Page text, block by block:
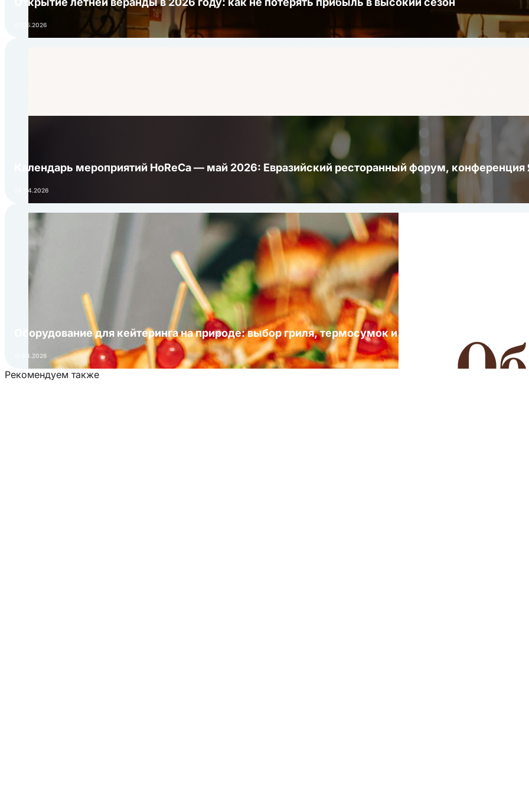
01.05.2026
Календарь мероприятий HoReCa — май 2026: Евразийский ресторанный форум,
24.04.2026
Оборудование для кейтеринга на природе: выбор гриля, термосумок и посуды для выездных
16.04.2026
Рекомендуем также